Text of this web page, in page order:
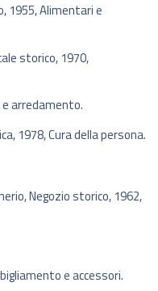
1955, Alimentari e
storico, 1970,
e arredamento.
1978, Cura della persona.
Negozio storico, 1962,
e accessori.